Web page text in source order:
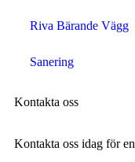
Riva Bärande Vägg
Sanering
Kontakta oss
Kontakta oss idag för